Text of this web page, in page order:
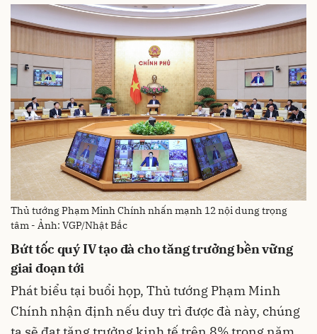
Thủ tướng Phạm Minh Chính nhấn mạnh 12 nội dung trọng
tâm - Ảnh: VGP/Nhật Bắc
Bứt tốc quý IV tạo đà cho tăng trưởng bền vững
giai đoạn tới
Phát biểu tại buổi họp, Thủ tướng Phạm Minh
Chính nhận định nếu duy trì được đà này, chúng